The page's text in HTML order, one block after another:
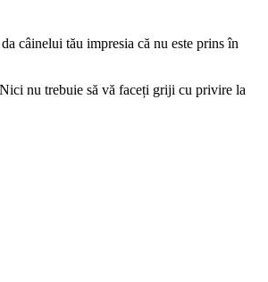
câinelui tău impresia că nu este prins în
nu trebuie să vă faceți griji cu privire la